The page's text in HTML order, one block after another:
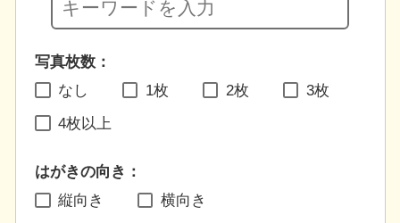
写真枚数：
なし
1枚 2枚 3枚
4枚以上
はがきの向き：
縦向き
横向き